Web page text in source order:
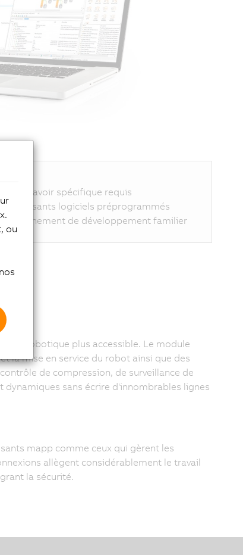
Aucun savoir spécifique requis
logiciels préprogrammés
de développement familier
robotique plus accessible. Le module
la mise en service du robot ainsi que des
de compression, de surveillance de
sans écrire d'innombrables lignes
mapp comme ceux qui gèrent les
allègent considérablement le travail
la sécurité.
ou